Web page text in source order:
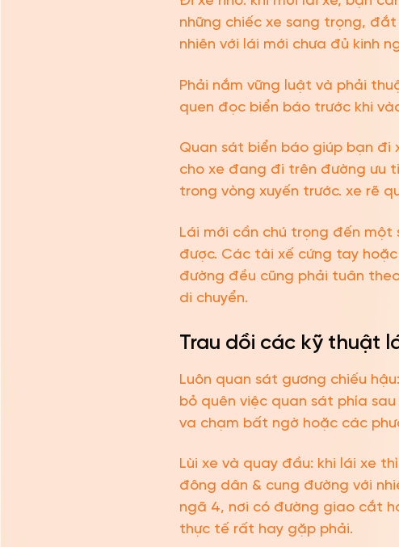
những chiếc xe sang trọng,
nhiên với lái mới chưa đủ kinh
Phải nắm vững luật và phải
quen đọc biển báo trước khi
Quan sát biển báo giúp bạn đi
cho xe đang đi trên đường ưu
trong vòng xuyến trước. xe rẽ
Lái mới cần chú trọng đến một
được. Các tài xế cứng tay
đường đều cũng phải tuân
di chuyển.
Trau dồi các kỹ thuật
Luôn quan sát gương chiếu
bỏ quên việc quan sát phía
va chạm bất ngờ hoặc các
Lùi xe và quay đầu: khi lái xe
đông dân & cung đường với
ngã 4, nơi có đường giao cắt
thực tế rất hay gặp phải.